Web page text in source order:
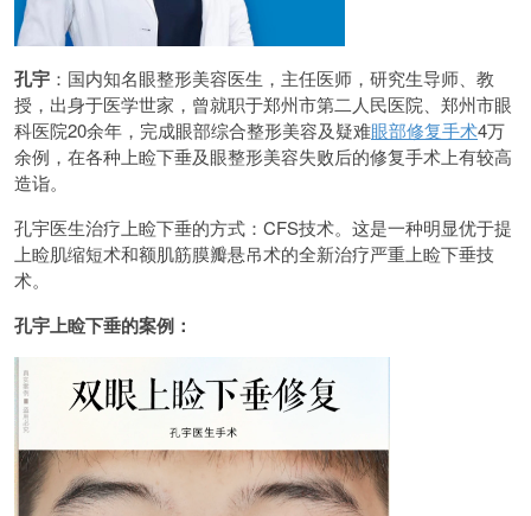
孔宇 ：国内知名眼整形美容医生，主任医师，研究生导师、教
授，出身于医学世家，曾就职于郑州市第二人民医院、郑州市眼
科医院20余年，完成眼部综合整形美容及疑难眼部修复手术4万
余例，在各种上睑下垂及眼整形美容失败后的修复手术上有较高
造诣。
孔宇医生治疗上睑下垂的方式：CFS技术。这是一种明显优于提
上睑肌缩短术和额肌筋膜瓣悬吊术的全新治疗严重上睑下垂技
术。
孔宇上睑下垂的案例：